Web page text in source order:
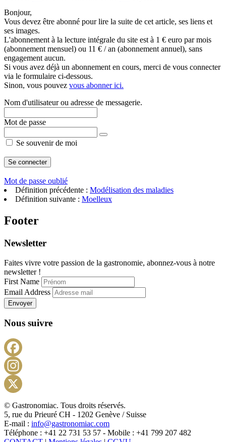
Bonjour,
Vous devez être abonné pour lire la suite de cet article, ses liens et
ses images.
L'abonnement à la lecture intégrale du site est à 1 € euro par mois
(abonnement mensuel) ou 11 € / an (abonnement annuel), sans
engagement aucun.
Si vous avez déjà un abonnement en cours, merci de vous connecter
via le formulaire ci-dessous.
Sinon, vous pouvez vous abonner ici.
Nom d'utilisateur ou adresse de messagerie.
Mot de passe
Se souvenir de moi
Mot de passe oublié
Définition précédente : Modélisation des maladies
Définition suivante : Moelleux
Footer
Newsletter
Faites vivre votre passion de la gastronomie, abonnez-vous à notre
newsletter !
First Name
Email Address
Envoyer
Nous suivre
X
© Gastronomiac. Tous droits réservés.
5, rue du Prieuré CH - 1202 Genève / Suisse
E-mail : info@gastronomiac.com
Téléphone : +41 22 731 53 57 - Mobile : +41 799 207 482